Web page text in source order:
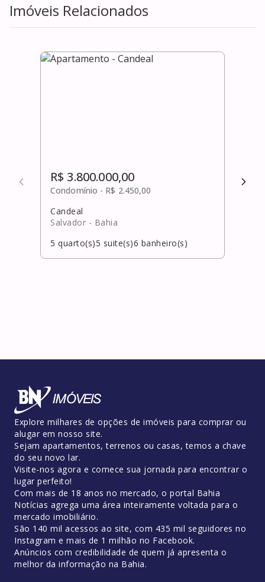
Imóveis Relacionados
R$ 3.800.000,00
Condomínio - R$ 2.450,00
Candeal
Salvador - Bahia
5 quarto(s)5 suite(s)6 banheiro(s)
R$
Explore milhares de opções de imóveis para comprar ou
alugar em nosso site.
Sejam apartamentos, terrenos ou casas, temos a chave
do seu novo lar.
Visite-nos agora e comece sua jornada para encontrar o
lugar perfeito!
Com mais de 18 anos no mercado, o portal Bahia
Notícias agrega uma área inteiramente voltada para o
mercado imobiliário.
São 140 mil acessos ao site, com 435 mil seguidores no
Instagram e mais de 1 milhão no Facebook.
Anúncios com credibilidade de quem já apresenta o
melhor da informação na Bahia.